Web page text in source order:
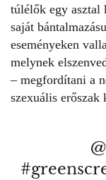
túlélők egy asztal
saját
eseményeken
melynek
– megfordítani a
szexuális